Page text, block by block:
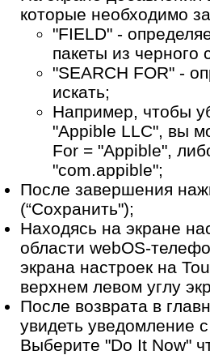
которые необходимо
"FIELD" -
пакеты из черного
"SEARCH FOR" -
искать;
Например, чтобы
"Appible LLC", вы
For = "Appible",
"com.appible";
После завершения
(“Сохранить");
Находясь на экране
области webOS-
экрана настроек на
верхнем левом углу
После возврата в
увидеть уведомление
Выберите "Do It Now"